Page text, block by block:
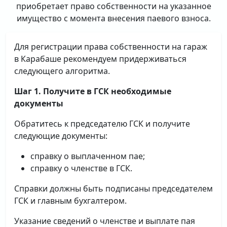
приобретает право собственности на указанное
имущество с момента внесения паевого взноса.
Для регистрации права собственности на гараж
в Карабаше рекомендуем придерживаться
следующего алгоритма.
Шаг 1. Получите в ГСК необходимые
документы
Обратитесь к председателю ГСК и получите
следующие документы:
справку о выплаченном пае;
справку о членстве в ГСК.
Справки должны быть подписаны председателем
ГСК и главным бухгалтером.
Указание сведений о членстве и выплате пая